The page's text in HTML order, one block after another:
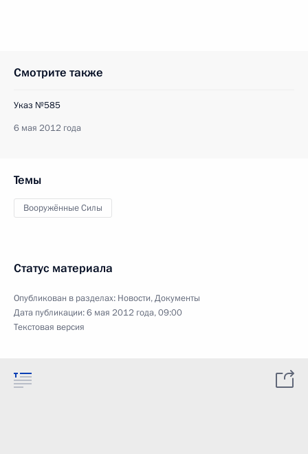
Смотрите также
Указ №585
6 мая 2012 года
Темы
Вооружённые Силы
Статус материала
Опубликован в разделах: Новости,Документы
Дата публикации:6 мая 2012 года, 09:00
Текстовая версия